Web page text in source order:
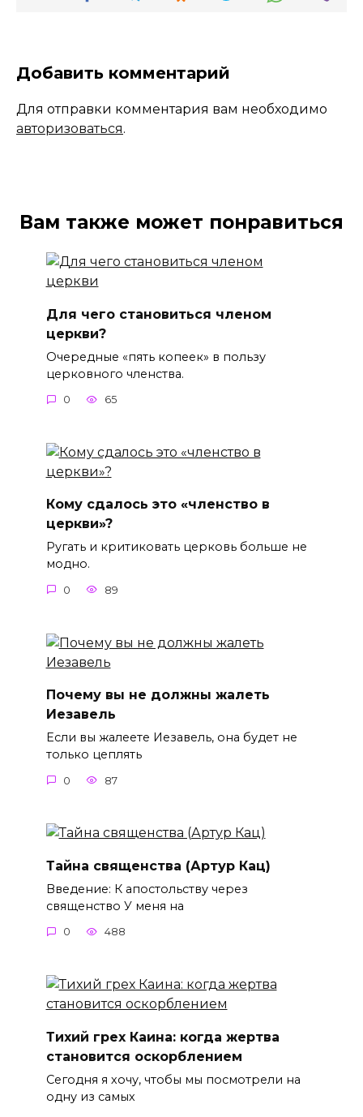
Добавить комментарий
Для отправки комментария вам необходимо
авторизоваться.
Вам также может понравиться
Для чего становиться членом
церкви?
Очередные «пять копеек» в пользу
церковного членства.
0 65
Кому сдалось это «членство в
церкви»?
Ругать и критиковать церковь больше не
модно.
0 89
Почему вы не должны жалеть
Иезавель
Если вы жалеете Иезавель, она будет не
только цеплять
0 87
Тайна священства (Артур Кац)
Введение: К апостольству через
священство У меня на
0 488
Тихий грех Каина: когда жертва
становится оскорблением
Сегодня я хочу, чтобы мы посмотрели на
одну из самых